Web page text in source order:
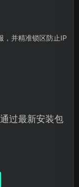
，并精准锁区防止IP
过最新安装包